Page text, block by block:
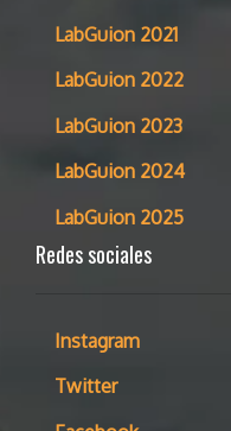
LabGuion 2021
LabGuion 2022
LabGuion 2023
LabGuion 2024
LabGuion 2025
Redes sociales
Instagram
Twitter